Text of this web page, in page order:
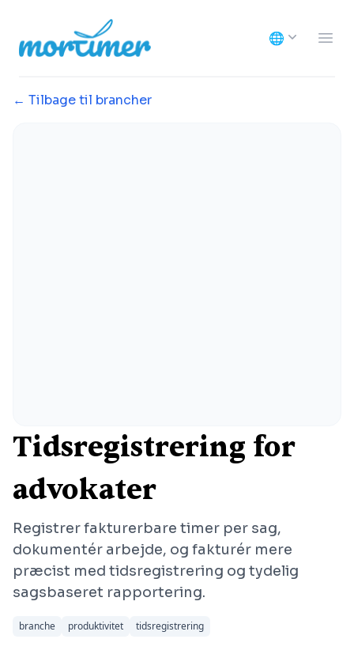
Mortimer
🌐
← Tilbage til brancher
Tidsregistrering for
advokater
Registrer fakturerbare timer per sag,
dokumentér arbejde, og fakturér mere
præcist med tidsregistrering og tydelig
sagsbaseret rapportering.
branche produktivitet tidsregistrering